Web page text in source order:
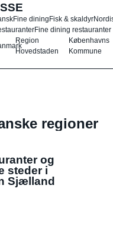
Fine diningFisk & skaldyr
Fine dining restauranter
Region
Hovedstaden
Københavns
Kommune
regioner
og
steder i
Sjælland